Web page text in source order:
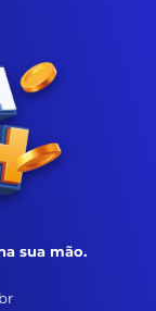
sua mão.